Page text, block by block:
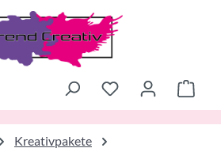
Kreativpakete